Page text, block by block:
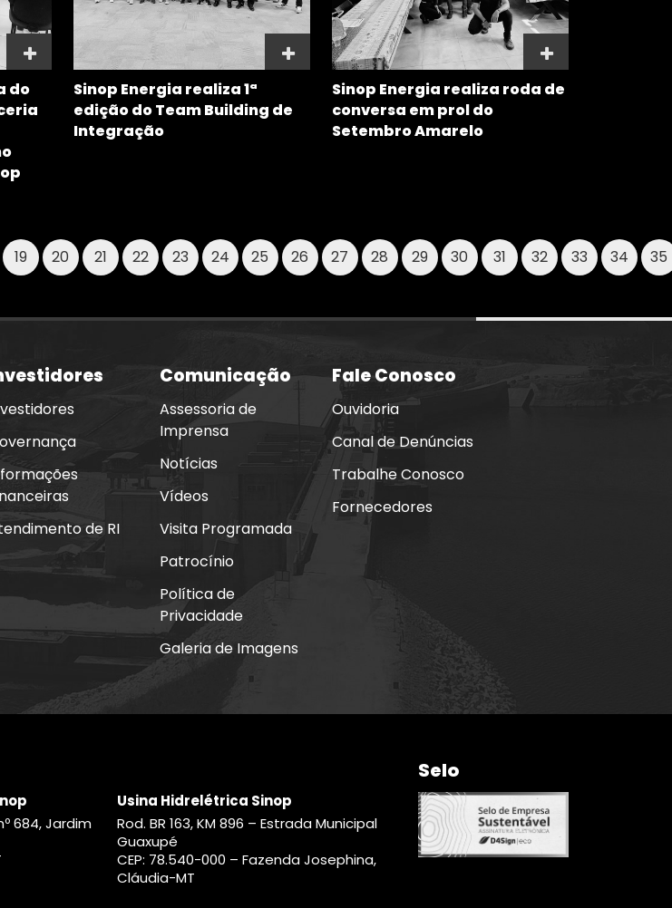
do
Sinop Energia realiza 1ª
edição do Team Building de
Integração
Sinop Energia realiza roda de
conversa em prol do
Setembro Amarelo
19 20 21 22 23 24 25 26 27 28 29 30 31 32 33 34 35
de RI
Comunicação
Assessoria de
Imprensa
Notícias
Vídeos
Visita Programada
Patrocínio
Política de
Privacidade
Galeria de Imagens
Fale Conosco
Ouvidoria
Canal de Denúncias
Trabalhe Conosco
Fornecedores
684, Jardim
Usina Hidrelétrica Sinop
Rod. BR 163, KM 896 – Estrada Municipal
Guaxupé
CEP: 78.540-000 – Fazenda Josephina,
Cláudia-MT
Selo